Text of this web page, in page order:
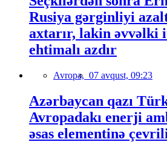
Rusiya gərginliyi
axtarır, lakin əvvəlki
ehtimalı azdır
Avropa, 07 avqust, 09:23
Azərbaycan qazı
Avropadakı enerji
əsas elementinə